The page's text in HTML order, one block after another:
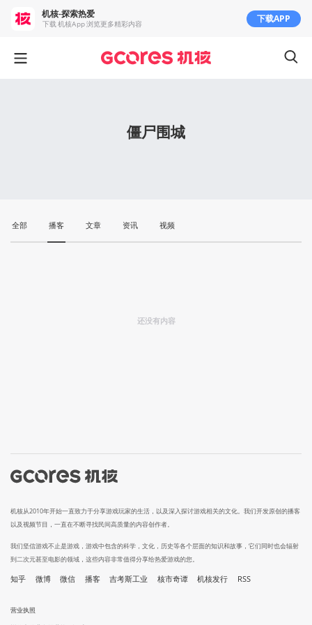
僵尸围城
全部 播客 文章 资讯 视频
还没有内容
机核从2010年开始一直致力于分享游戏玩家的生活，以及深入探讨游戏相关的文化。我们开发原创的播客
以及视频节目，一直在不断寻找民间高质量的内容创作者。
我们坚信游戏不止是游戏，游戏中包含的科学，文化，历史等各个层面的知识和故事，它们同时也会辐射
到二次元甚至电影的领域，这些内容非常值得分享给热爱游戏的您。
知乎 微博 微信 播客 吉考斯工业 核市奇谭 机核发行 RSS
营业执照
机核-探索热爱
下载 机核App 浏览更多精彩内容 下载APP